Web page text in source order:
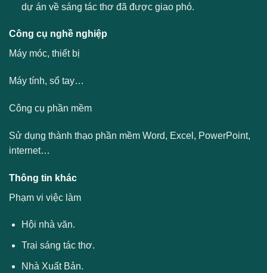
dự án về sáng tác thơ đã được giao phó.
Công cụ nghề nghiệp
Máy móc, thiết bị
Máy tính, sổ tay…
Công cụ phần mềm
Sử dụng thành thạo phần mềm Word, Excel, PowerPoint,
internet…
Thông tin khác
Phạm vi việc làm
Hội nhà văn.
Trại sáng tác thơ.
Nhà Xuất Bản.